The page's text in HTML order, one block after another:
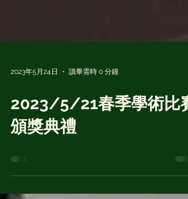
2023年5月24日 讀畢需時 0 分鐘
2023/5/21春季學術比賽
頒獎典禮